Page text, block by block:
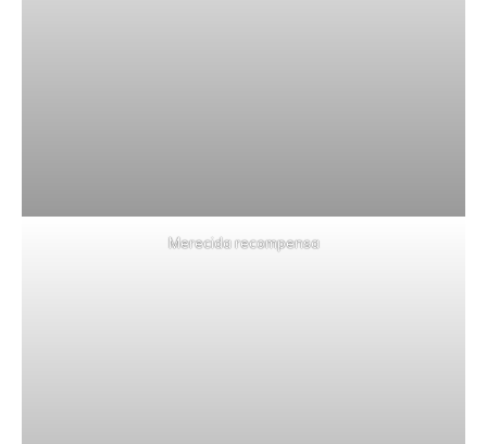
Merecida recompensa